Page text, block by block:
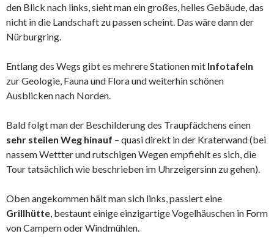
den Blick nach links, sieht man ein großes, helles Gebäude, das
nicht in die Landschaft zu passen scheint. Das wäre dann der
Nürburgring.
Entlang des Wegs gibt es mehrere Stationen mit Infotafeln
zur Geologie, Fauna und Flora und weiterhin schönen
Ausblicken nach Norden.
Bald folgt man der Beschilderung des Traupfädchens einen
sehr steilen Weg hinauf – quasi direkt in der Kraterwand (bei
nassem Wettter und rutschigen Wegen empfiehlt es sich, die
Tour tatsächlich wie beschrieben im Uhrzeigersinn zu gehen).
Oben angekommen hält man sich links, passiert eine
Grillhütte , bestaunt einige einzigartige Vogelhäuschen in Form
von Campern oder Windmühlen.